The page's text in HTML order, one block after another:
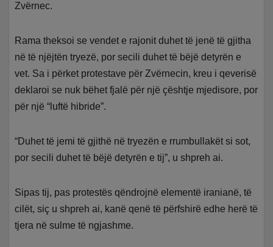
Zvërnec.
Rama theksoi se vendet e rajonit duhet të jenë të gjitha
në të njëjtën tryezë, por secili duhet të bëjë detyrën e
vet. Sa i përket protestave për Zvërnecin, kreu i qeverisë
deklaroi se nuk bëhet fjalë për një çështje mjedisore, por
për një “luftë hibride”.
“Duhet të jemi të gjithë në tryezën e rrumbullakët si sot,
por secili duhet të bëjë detyrën e tij”, u shpreh ai.
Sipas tij, pas protestës qëndrojnë elementë iranianë, të
cilët, siç u shpreh ai, kanë qenë të përfshirë edhe herë të
tjera në sulme të ngjashme.